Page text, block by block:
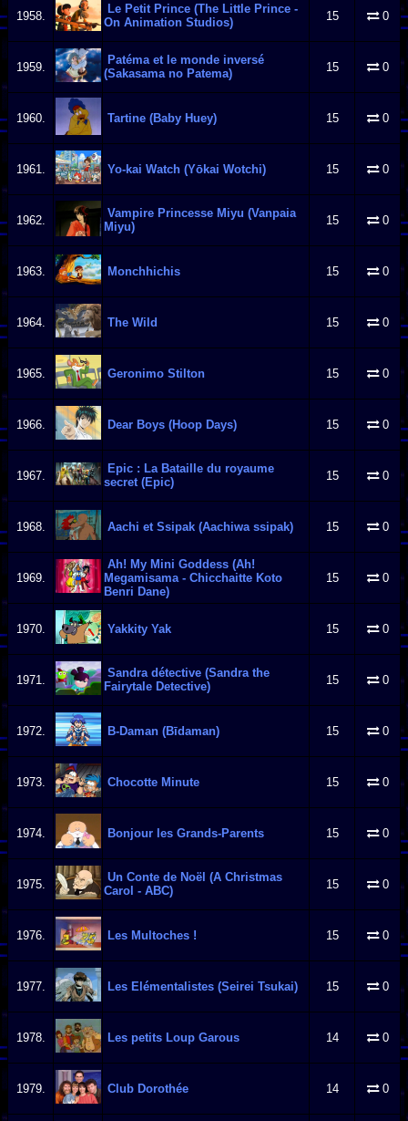
1958.
Le Petit Prince (The Little Prince -
On Animation Studios)
15 0
1959.
Patéma et le monde inversé
(Sakasama no Patema)
15 0
1960. Tartine (Baby Huey) 15 0
1961. Yo-kai Watch (Yōkai Wotchi) 15 0
1962.
Vampire Princesse Miyu (Vanpaia
Miyu)
15 0
1963. Monchhichis 15 0
1964. The Wild 15 0
1965. Geronimo Stilton 15 0
1966. Dear Boys (Hoop Days) 15 0
1967.
Epic : La Bataille du royaume
secret (Epic)
15 0
1968. Aachi et Ssipak (Aachiwa ssipak) 15 0
1969.
Ah! My Mini Goddess (Ah!
Megamisama - Chicchaitte Koto
Benri Dane)
15 0
1970. Yakkity Yak 15 0
1971.
Sandra détective (Sandra the
Fairytale Detective)
15 0
1972. B-Daman (Bīdaman) 15 0
1973. Chocotte Minute 15 0
1974. Bonjour les Grands-Parents 15 0
1975.
Un Conte de Noël (A Christmas
Carol - ABC)
15 0
1976. Les Multoches ! 15 0
1977. Les Elémentalistes (Seirei Tsukai) 15 0
1978. Les petits Loup Garous 14 0
1979. Club Dorothée 14 0